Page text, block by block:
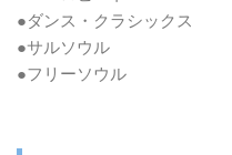
●ダンス・クラシックス
●サルソウル
●フリーソウル